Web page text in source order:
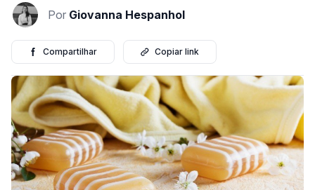
Por Giovanna Hespanhol
Compartilhar Copiar link